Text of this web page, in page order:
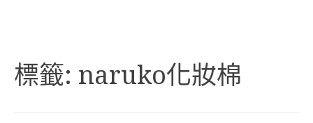
標籤: naruko化妝棉